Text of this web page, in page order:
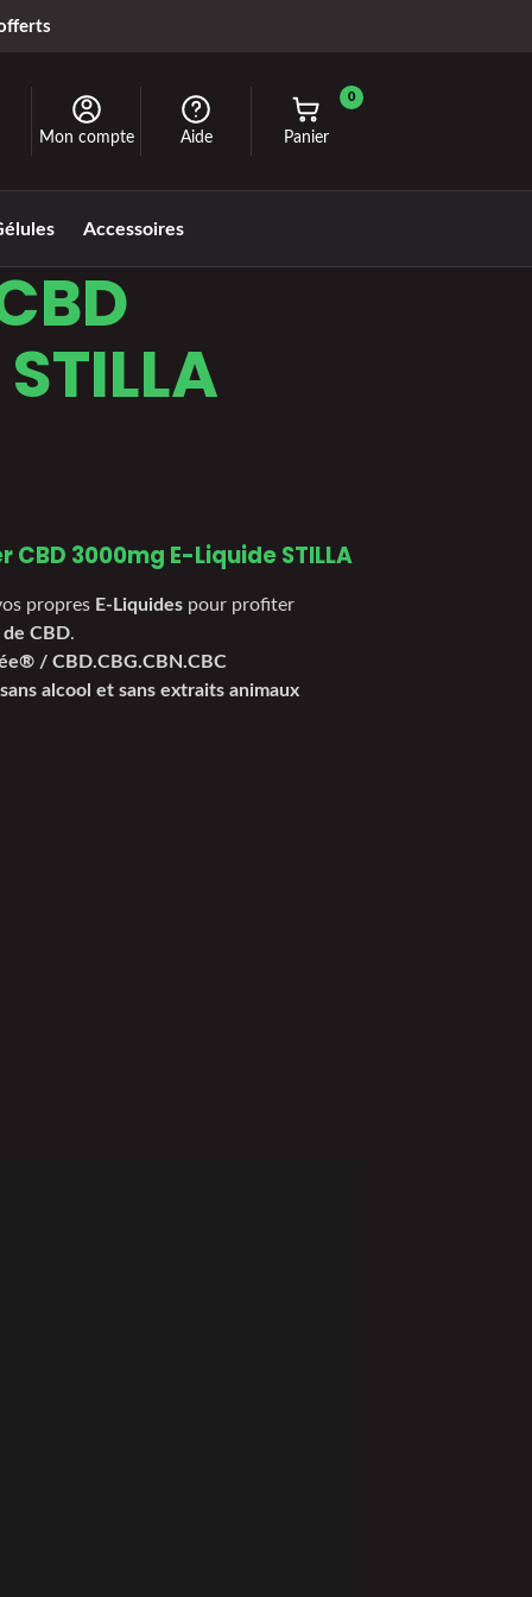
Mon compte Aide Panier
0
Accessoires
3000mg E-Liquide STILLA
propres E-Liquidespour profiter
de CBD.
/ CBD.CBG.CBN.CBC
alcool et sans extraits animaux